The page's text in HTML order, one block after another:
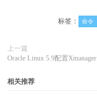
标签： 命令
上一篇
Oracle Linux 5.9配置Xmanager
相关推荐